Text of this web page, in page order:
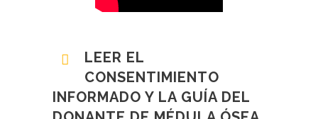
LEER EL
CONSENTIMIENTO
INFORMADO Y LA GUÍA DEL